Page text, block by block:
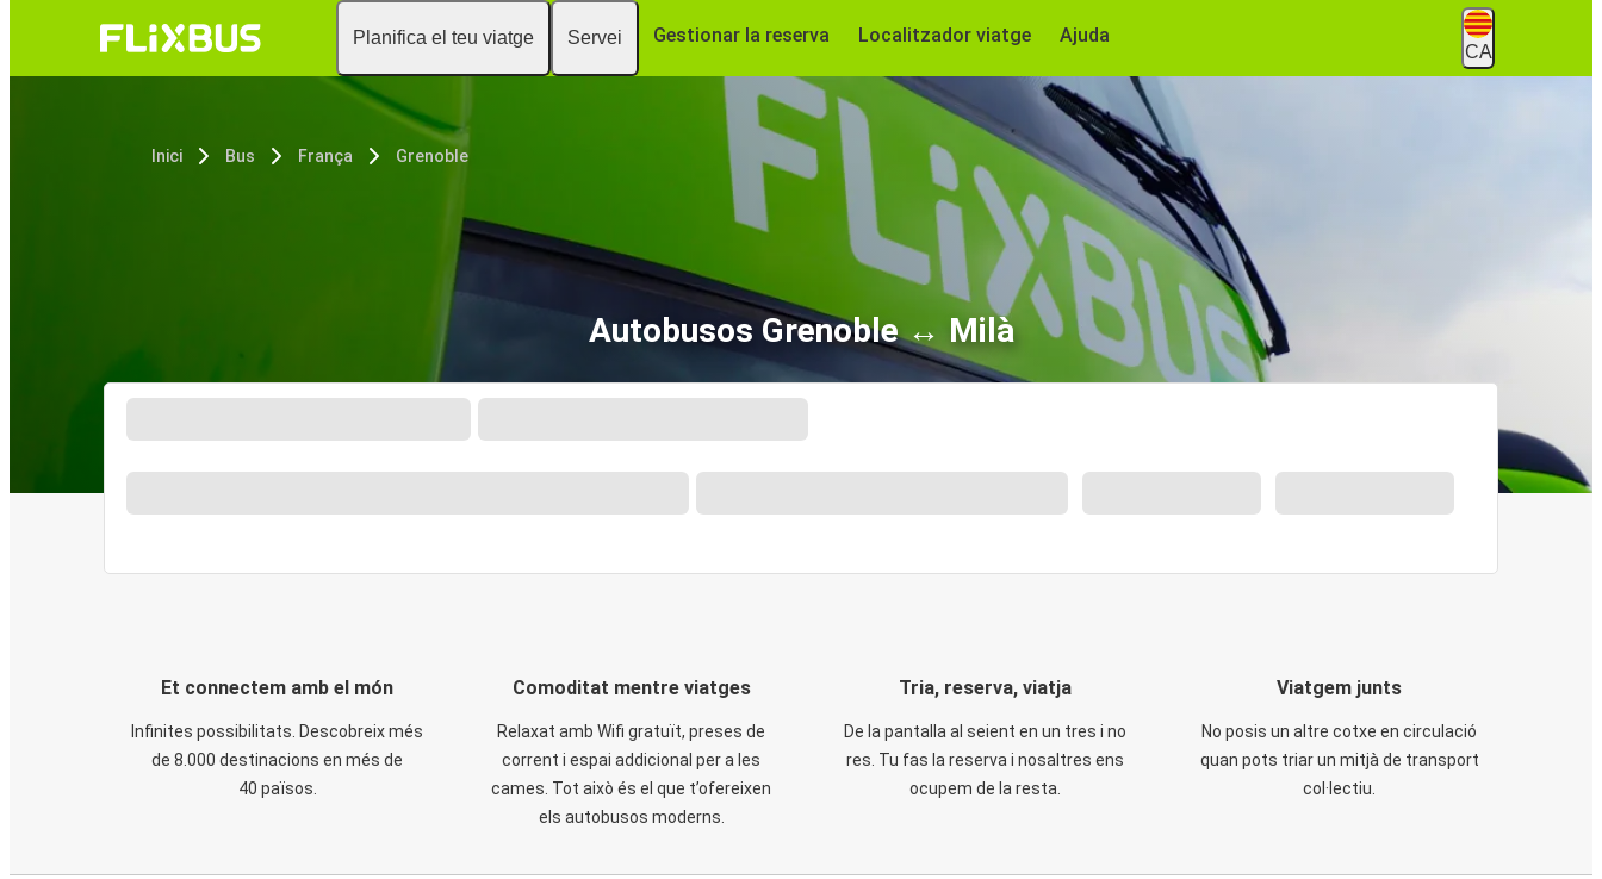
Planifica el teu viatge Servei Gestionar la reserva Localitzador viatge Ajuda
CA
Inici Bus França Grenoble
Autobusos Grenoble ↔ Milà
Et connectem amb el món
Infinites possibilitats. Descobreix més
de 8.000 destinacions en més de
40 països.
Comoditat mentre viatges
Relaxat amb Wifi gratuït, preses de
corrent i espai addicional per a les
cames. Tot això és el que t’ofereixen
els autobusos moderns.
Tria, reserva, viatja
De la pantalla al seient en un tres i no
res. Tu fas la reserva i nosaltres ens
ocupem de la resta.
Viatgem junts
No posis un altre cotxe en circulació
quan pots triar un mitjà de transport
col·lectiu.